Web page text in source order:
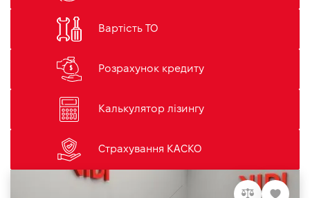
Вартість ТО
Розрахунок кредиту
Калькулятор лізингу
Страхування КАСКО